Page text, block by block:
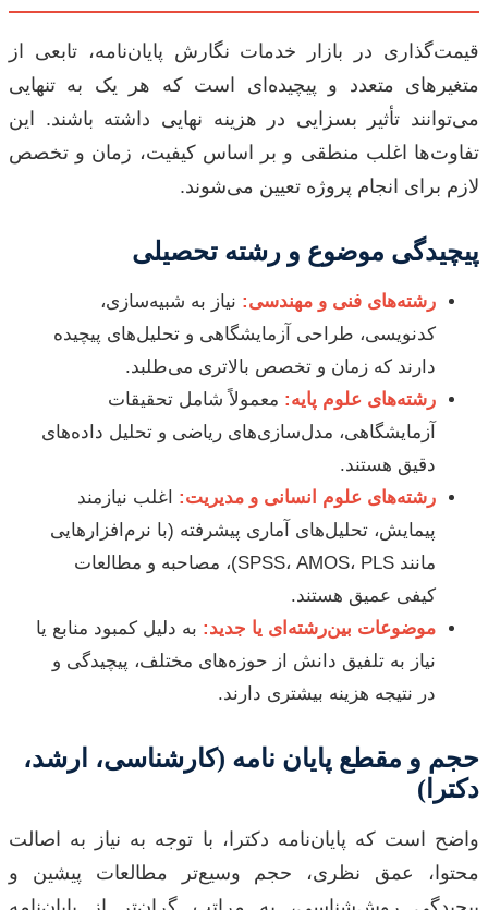
قیمت‌گذاری در بازار خدمات نگارش پایان‌نامه، تابعی از
متغیرهای متعدد و پیچیده‌ای است که هر یک به تنهایی
می‌توانند تأثیر بسزایی در هزینه نهایی داشته باشند. این
تفاوت‌ها اغلب منطقی و بر اساس کیفیت، زمان و تخصص
لازم برای انجام پروژه تعیین می‌شوند.
پیچیدگی موضوع و رشته تحصیلی
رشته‌های فنی و مهندسی: نیاز به شبیه‌سازی،
کدنویسی، طراحی آزمایشگاهی و تحلیل‌های پیچیده
دارند که زمان و تخصص بالاتری می‌طلبد.
رشته‌های علوم پایه: معمولاً شامل تحقیقات
آزمایشگاهی، مدل‌سازی‌های ریاضی و تحلیل داده‌های
دقیق هستند.
رشته‌های علوم انسانی و مدیریت: اغلب نیازمند
پیمایش، تحلیل‌های آماری پیشرفته (با نرم‌افزارهایی
مانند SPSS، AMOS، PLS)، مصاحبه و مطالعات
کیفی عمیق هستند.
موضوعات بین‌رشته‌ای یا جدید: به دلیل کمبود منابع یا
نیاز به تلفیق دانش از حوزه‌های مختلف، پیچیدگی و
در نتیجه هزینه بیشتری دارند.
حجم و مقطع پایان نامه (کارشناسی، ارشد،
دکترا)
واضح است که پایان‌نامه دکترا، با توجه به نیاز به اصالت
محتوا، عمق نظری، حجم وسیع‌تر مطالعات پیشین و